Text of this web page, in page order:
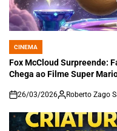
POSTED
IN
CINEMA
Fox McCloud Surpreende:
Chega ao Filme Super
on
26/03/2026 Roberto Zago